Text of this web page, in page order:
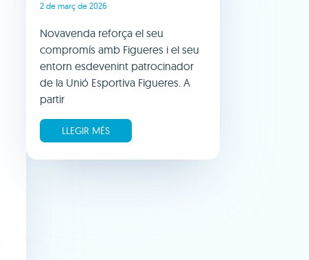
2 de març de 2026
Novavenda reforça el seu
compromís amb Figueres i el seu
entorn esdevenint patrocinador
de la Unió Esportiva Figueres. A
partir
LLEGIR MÉS